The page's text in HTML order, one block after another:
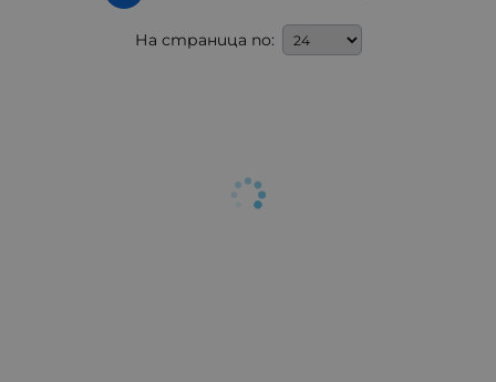
На страница по: